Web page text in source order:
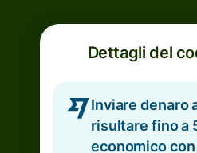
Dettagli del
Inviare denaro
risultare fino a
economico